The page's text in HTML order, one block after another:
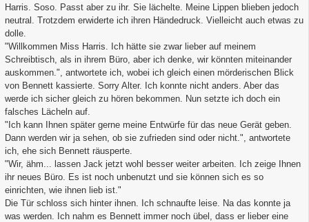
Harris. Soso. Passt aber zu ihr. Sie lächelte. Meine Lippen blieben jedoch
neutral. Trotzdem erwiderte ich ihren Händedruck. Vielleicht auch etwas zu
dolle.
"Willkommen Miss Harris. Ich hätte sie zwar lieber auf meinem
Schreibtisch, als in ihrem Büro, aber ich denke, wir könnten miteinander
auskommen.", antwortete ich, wobei ich gleich einen mörderischen Blick
von Bennett kassierte. Sorry Alter. Ich konnte nicht anders. Aber das
werde ich sicher gleich zu hören bekommen. Nun setzte ich doch ein
falsches Lächeln auf.
"Ich kann Ihnen später gerne meine Entwürfe für das neue Gerät geben.
Dann werden wir ja sehen, ob sie zufrieden sind oder nicht.", antwortete
ich, ehe sich Bennett räusperte.
"Wir, ähm... lassen Jack jetzt wohl besser weiter arbeiten. Ich zeige Ihnen
ihr neues Büro. Es ist noch unbenutzt und sie können sich es so
einrichten, wie ihnen lieb ist."
Die Tür schloss sich hinter ihnen. Ich schnaufte leise. Na das konnte ja
was werden. Ich nahm es Bennett immer noch übel, dass er lieber eine